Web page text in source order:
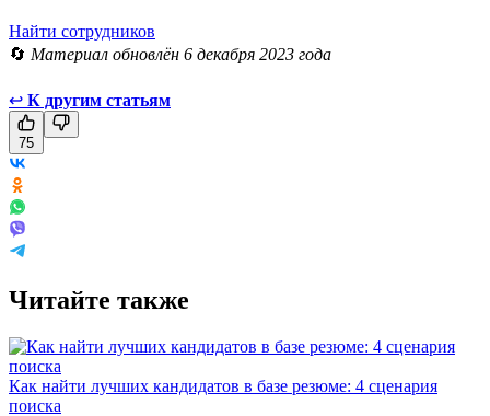
Найти сотрудников
🔄 Материал обновлён 6 декабря 2023 года
↩ К другим статьям
75
Читайте также
Как найти лучших кандидатов в базе резюме: 4 сценария
поиска